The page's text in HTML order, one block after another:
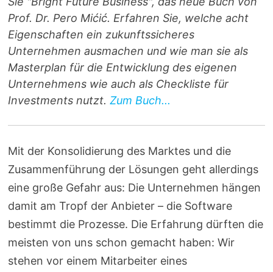
Prof. Dr. Pero Mićić. Erfahren Sie, welche acht
Eigenschaften ein zukunftssicheres
Unternehmen ausmachen und wie man sie als
Masterplan für die Entwicklung des eigenen
Unternehmens wie auch als Checkliste für
Investments nutzt.Zum Buch...
Mit der Konsolidierung des Marktes und die
Zusammenführung der Lösungen geht allerdings
eine große Gefahr aus: Die Unternehmen hängen
damit am Tropf der Anbieter – die Software
bestimmt die Prozesse. Die Erfahrung dürften die
meisten von uns schon gemacht haben: Wir
stehen vor einem Mitarbeiter eines